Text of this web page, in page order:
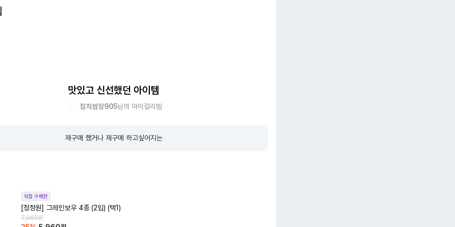
맛있고 신선했던 아이템
참치쌈장905님의 마이컬리템
재구매 했거나 재구매 하고싶어지는
직접 구매한
[청정원] 그레인보우 4종 (2입) (택1)
7,960원